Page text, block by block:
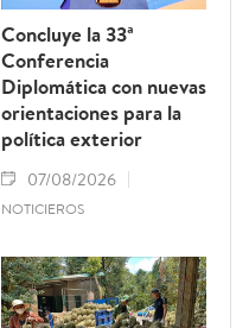
Concluye la 33ª
Conferencia
Diplomática con nuevas
orientaciones para la
política exterior
07/08/2026
NOTICIEROS